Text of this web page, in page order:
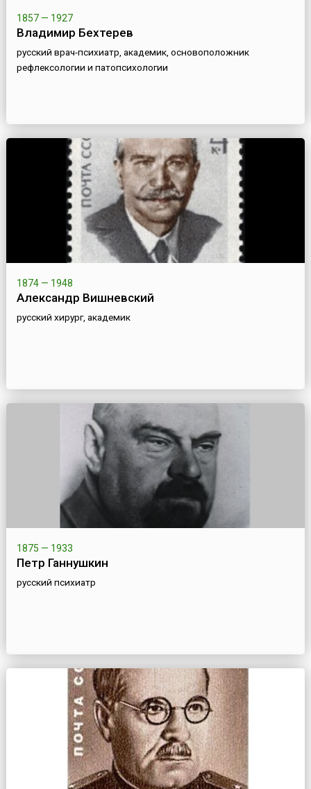
1857 — 1927
Владимир Бехтерев
русский врач-психиатр, академик, основоположник
рефлексологии и патопсихологии
1874 — 1948
Александр Вишневский
русский хирург, академик
1875 — 1933
Петр Ганнушкин
русский психиатр